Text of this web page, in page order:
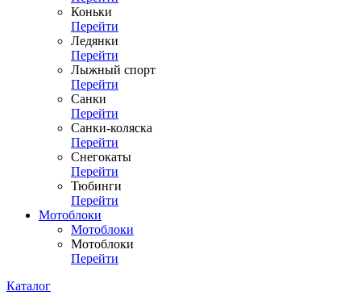
Коньки
Перейти
Ледянки
Перейти
Лыжный спорт
Перейти
Санки
Перейти
Санки-коляска
Перейти
Снегокаты
Перейти
Тюбинги
Перейти
Мотоблоки
Мотоблоки
Мотоблоки
Перейти
Каталог